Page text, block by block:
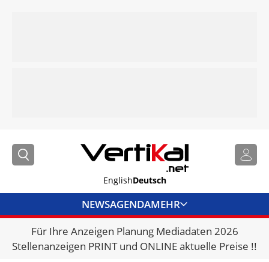
EnglishDeutsch
NEWSAGENDAMEHR
BRANCHENLINKS
VERMIETER
Für Ihre Anzeigen Planung Mediadaten 2026
Stellenanzeigen PRINT und ONLINE aktuelle Preise !!